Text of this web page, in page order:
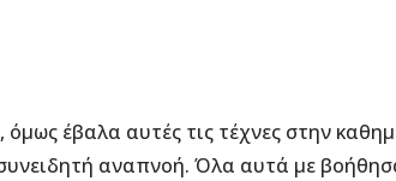
έβαλα αυτές τις τέχνες στην
αναπνοή. Όλα αυτά με